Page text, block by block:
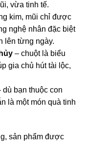
vừa tinh tế.
kim, mũi chỉ được
nghệ nhân đặc biệt
lên từng ngày.
– chuột là biểu
gia chủ hút tài lộc,
dù bạn thuộc con
là một món quà tinh
sản phẩm được